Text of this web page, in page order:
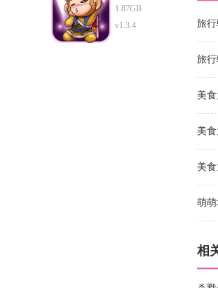
版
1.87GB
v1.3.4
旅
旅
美
美
美
萌
相